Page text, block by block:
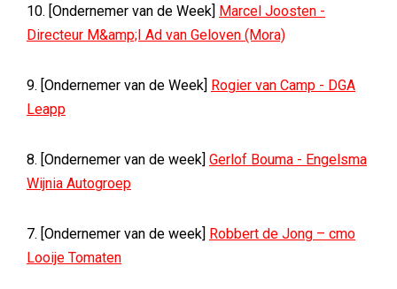
10. [Ondernemer van de Week] Marcel Joosten -
Directeur M&amp;I Ad van Geloven (Mora)
9. [Ondernemer van de Week] Rogier van Camp - DGA
Leapp
8. [Ondernemer van de week] Gerlof Bouma - Engelsma
Wijnia Autogroep
7. [Ondernemer van de week] Robbert de Jong – cmo
Looije Tomaten